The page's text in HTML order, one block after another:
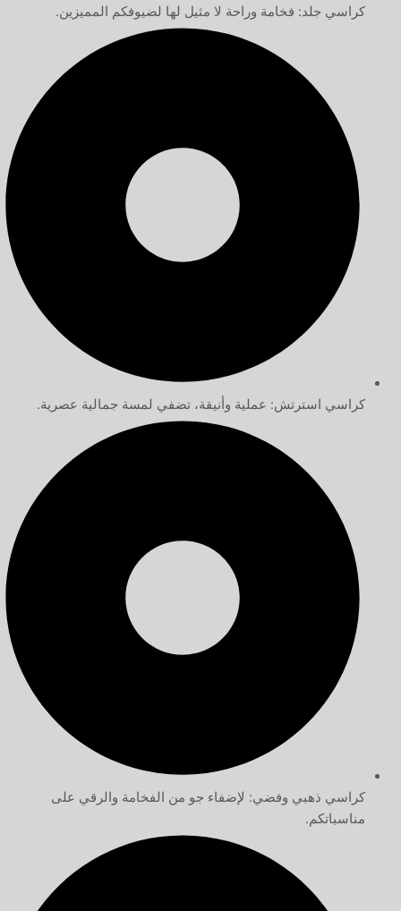
كراسي جلد: فخامة وراحة لا مثيل لها لضيوفكم المميزين.
كراسي استرتش: عملية وأنيقة، تضفي لمسة جمالية عصرية.
كراسي ذهبي وفضي: لإضفاء جو من الفخامة والرقي على
مناسباتكم.